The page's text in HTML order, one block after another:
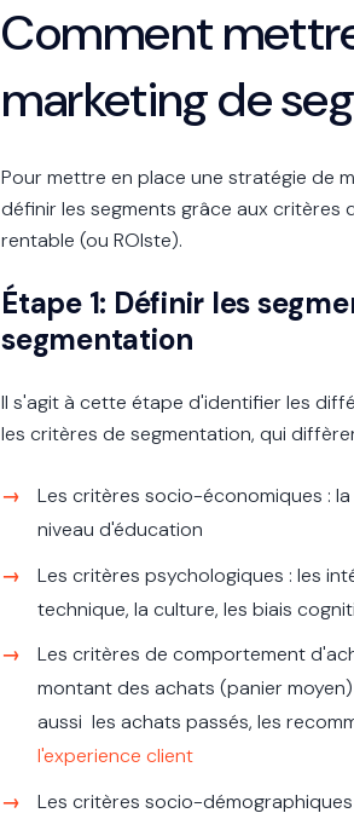
Comment
marketing de
Pour mettre en place une stratégie de
définir les segments grâce aux critères
rentable (ou ROIste).
Étape 1: Définir les
segmentation
Il s'agit à cette étape d'identifier les
les critères de segmentation, qui
Les critères socio-économiques :
niveau d'éducation
Les critères psychologiques : les
technique, la culture, les biais
Les critères de comportement
montant des achats (panier
aussi les achats passés, les
l'experience client
Les critères socio-démographiques